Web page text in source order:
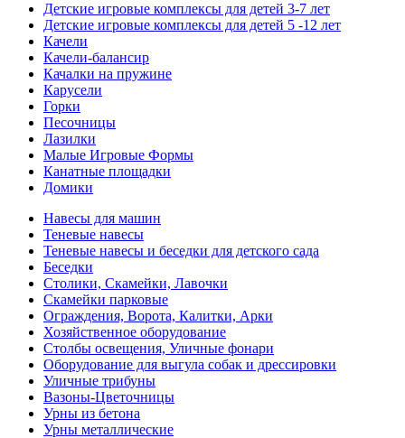
Детские игровые комплексы для детей 3-7 лет
Детские игровые комплексы для детей 5 -12 лет
Качели
Качели-балансир
Качалки на пружине
Карусели
Горки
Песочницы
Лазилки
Малые Игровые Формы
Канатные площадки
Домики
Навесы для машин
Теневые навесы
Теневые навесы и беседки для детского сада
Беседки
Столики, Скамейки, Лавочки
Скамейки парковые
Ограждения, Ворота, Калитки, Арки
Хозяйственное оборудование
Столбы освещения, Уличные фонари
Оборудование для выгула собак и дрессировки
Уличные трибуны
Вазоны-Цветочницы
Урны из бетона
Урны металлические